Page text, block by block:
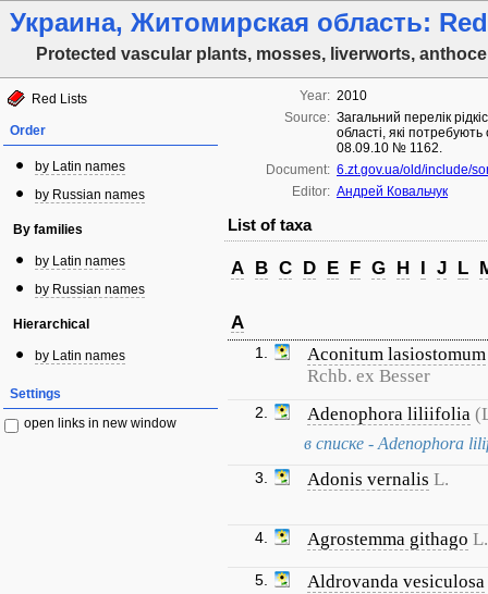
Украина, Житомирская область:
Protected vascular plants, mosses, liverworts,
Red Lists
Order
by Latin names
by Russian names
By families
by Latin names
by Russian names
Hierarchical
by Latin names
Settings
open links in new window
Year: 2010
Source: Загальний перелік
області, які
08.09.10 № 1162.
Document: 6.zt.gov.ua/old/include/
Editor: Андрей Ковальчук
List of taxa
A B C D E F G H I J L
A
1.
Aconitum lasiostomum
Rchb. ex Besser
2. Adenophora liliifolia
в списке - Adenophora
3. Adonis vernalis L.
4. Agrostemma githago L.
5. Aldrovanda vesiculosa